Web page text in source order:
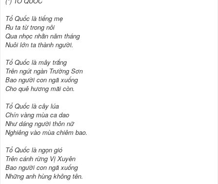
Tổ Quốc là tiếng mẹ
Ru ta từ trong nôi
Qua nhọc nhằn năm tháng
Nuôi lớn ta thành người.
Tổ Quốc là mây trắng
Trên ngút ngàn Trường Sơn
Bao người con ngã xuống
Cho quê hương mãi còn.
Tổ Quốc là cây lúa
Chín vàng mùa ca dao
Như dáng người thôn nữ
Nghiêng vào mùa chiêm bao.
Tổ Quốc là ngọn gió
Trên cánh rừng Vị Xuyên
Bao người con ngã xuống
Những anh hùng không tên.